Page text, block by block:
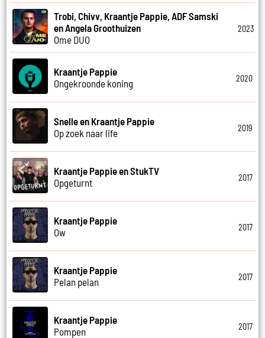
Trobi, Chivv, Kraantje Pappie, ADF Samski
en Angela Groothuizen
Ome DUO
2023
Kraantje Pappie
Ongekroonde koning
2020
Snelle en Kraantje Pappie
Op zoek naar life
2019
Kraantje Pappie en StukTV
Opgeturnt
2017
Kraantje Pappie
Ow
2017
Kraantje Pappie
Pelan pelan
2017
Kraantje Pappie
Pompen
2017